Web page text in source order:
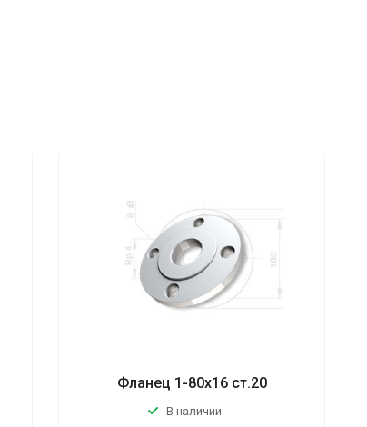
Фланец 1-80х16 ст.20
В наличии